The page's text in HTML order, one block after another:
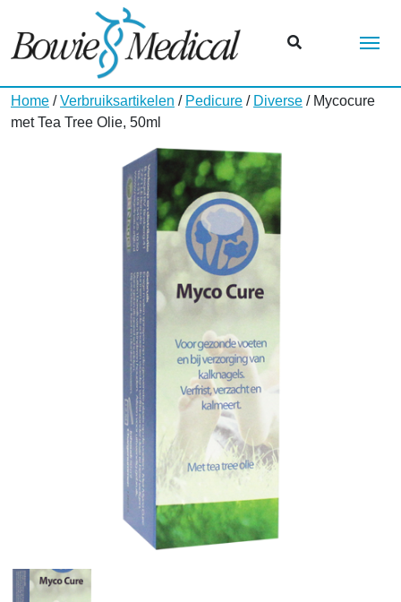
Home /Verbruiksartikelen / Pedicure / Diverse / Mycocure
met Tea Tree Olie, 50ml